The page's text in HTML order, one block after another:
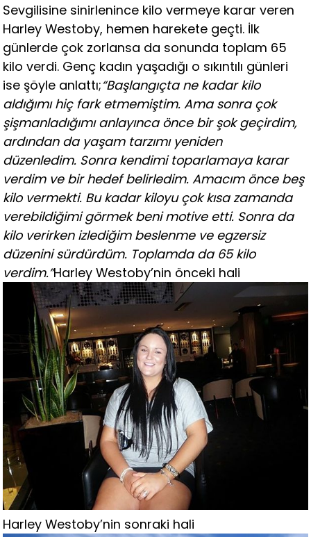
Sevgilisine sinirlenince kilo vermeye karar veren
Harley Westoby, hemen harekete geçti. İlk
günlerde çok zorlansa da sonunda toplam 65
kilo verdi. Genç kadın yaşadığı o sıkıntılı günleri
ise şöyle anlattı;“Başlangıçta ne kadar kilo
aldığımı hiç fark etmemiştim. Ama sonra çok
şişmanladığımı anlayınca önce bir şok geçirdim,
ardından da yaşam tarzımı yeniden
düzenledim. Sonra kendimi toparlamaya karar
verdim ve bir hedef belirledim. Amacım önce beş
kilo vermekti. Bu kadar kiloyu çok kısa zamanda
verebildiğimi görmek beni motive etti. Sonra da
kilo verirken izlediğim beslenme ve egzersiz
düzenini sürdürdüm. Toplamda da 65 kilo
verdim.”Harley Westoby’nin önceki hali
Harley Westoby’nin sonraki hali